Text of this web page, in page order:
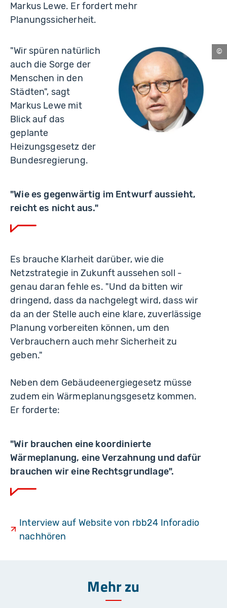
Markus Lewe. Er fordert mehr
Planungssicherheit.
"Wir spüren natürlich
auch die Sorge der
Menschen in den
Städten", sagt
Markus Lewe mit
Blick auf das
geplante
Heizungsgesetz der
Bundesregierung.
"Wie es gegenwärtig im Entwurf aussieht,
reicht es nicht aus."
Es brauche Klarheit darüber, wie die
Netzstrategie in Zukunft aussehen soll -
genau daran fehle es. "Und da bitten wir
dringend, dass da nachgelegt wird, dass wir
da an der Stelle auch eine klare, zuverlässige
Planung vorbereiten können, um den
Verbrauchern auch mehr Sicherheit zu
geben."
Neben dem Gebäudeenergiegesetz müsse
zudem ein Wärmeplanungsgesetz kommen.
Er forderte:
"Wir brauchen eine koordinierte
Wärmeplanung, eine Verzahnung und dafür
brauchen wir eine Rechtsgrundlage".
Interview auf Website von rbb24 Inforadio
nachhören
Mehr zu